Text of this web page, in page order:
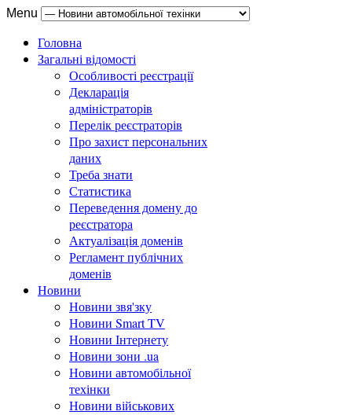
Menu
Головна
Загальні відомості
Особливості реєстрації
Декларація
адміністраторів
Перелік реєстраторів
Про захист персональних
даних
Треба знати
Статистика
Переведення домену до
реєстратора
Актуалізація доменів
Регламент публічних
доменів
Новини
Новини звя'зку
Новини Smart TV
Новини Інтернету
Новини зони .ua
Новини автомобільної
техінки
Новини військових